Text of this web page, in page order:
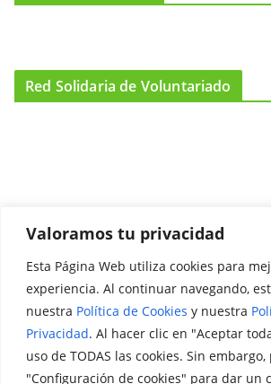
Valoramos tu privacidad
Esta Página Web utiliza cookies para
experiencia. Al continuar navegando,
nuestra Política de Cookies y nuestra
Privacidad. Al hacer clic en "Aceptar
uso de TODAS las cookies. Sin
"Configuración de cookies" para dar un
Red Solidaria de Voluntariado
Promociónate
Legal
Aviso Legal